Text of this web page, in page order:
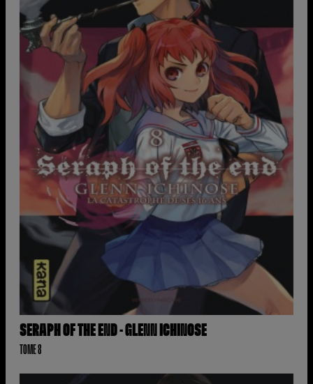
SERAPH OF THE END - GLENN ICHINOSE
TOME 8